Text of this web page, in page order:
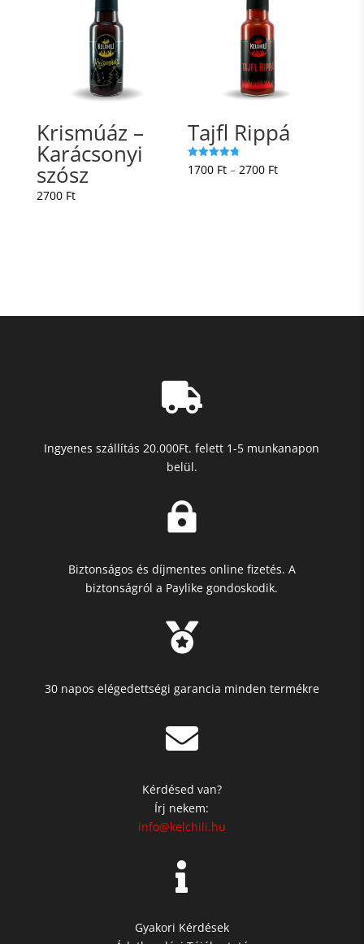
Krismúáz –
Karácsonyi
szósz
2700 Ft
Tajfl Rippá
Értékelés:
4.75
1700 Ft – 2700 FtÁrtartomány:

Ingyenes szállítás 20.000Ft. felett 1-5 munkanapon
belül.

Biztonságos és díjmentes online fizetés. A
biztonságról a Paylike gondoskodik.

30 napos elégedettségi garancia minden termékre

Kérdésed van?
Írj nekem:
info@kelchili.hu

Gyakori Kérdések